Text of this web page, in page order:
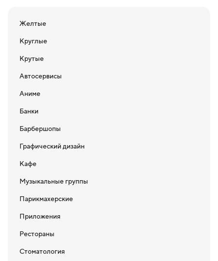
Желтые
Круглые
Крутые
Автосервисы
Аниме
Банки
Барбершопы
Графический дизайн
Кафе
Музыкальные группы
Парикмахерские
Приложения
Рестораны
Стоматология